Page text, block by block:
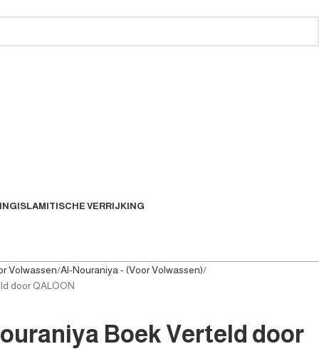
ISLAMITISCHE VERRIJKING
Volwassen Al-Nouraniya - (Voor Volwassen)
door QALOON
Boek Verteld door